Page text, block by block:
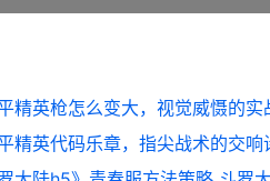
精英代码乐章，指尖战术的交响